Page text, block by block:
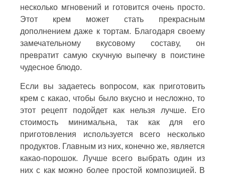
несколько мгновений и готовится очень просто.
Этот крем может стать прекрасным
дополнением даже к тортам. Благодаря своему
замечательному вкусовому составу, он
превратит самую скучную выпечку в поистине
чудесное блюдо.
Если вы задаетесь вопросом, как приготовить
крем с какао, чтобы было вкусно и несложно, то
этот рецепт подойдет как нельзя лучше. Его
стоимость минимальна, так как для его
приготовления используется всего несколько
продуктов. Главным из них, конечно же, является
какао-порошок. Лучше всего выбрать один из
них с как можно более простой композицией. В